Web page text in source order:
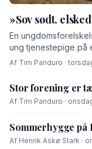
»Sov sødt,
En
ung tjenestepige på
Af Tim Panduro ·
Stor forening er
Af Tim Panduro ·
Sommerhygge
Af Henrik Askø Stark ·